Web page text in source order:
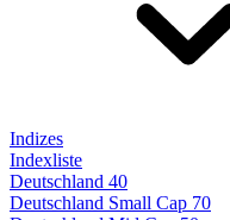
Indizes
Indexliste
Deutschland 40
Deutschland Small Cap 70